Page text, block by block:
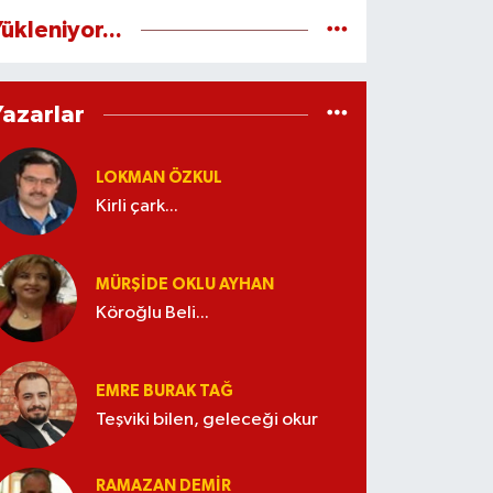
LOKMAN ÖZKUL
Kirli çark...
MÜRŞIDE OKLU AYHAN
Köroğlu Beli...
EMRE BURAK TAĞ
Teşviki bilen, geleceği okur
RAMAZAN DEMİR